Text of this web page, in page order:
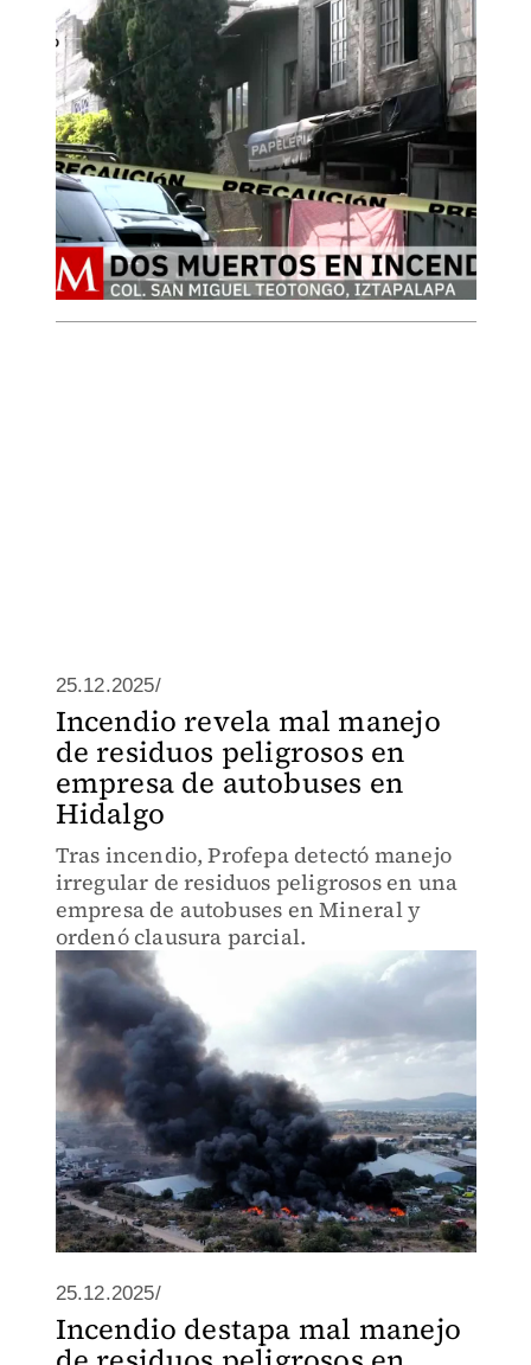
25.12.2025/
Incendio revela mal manejo
de residuos peligrosos en
empresa de autobuses en
Hidalgo
Tras incendio, Profepa detectó manejo
irregular de residuos peligrosos en una
empresa de autobuses en Mineral y
ordenó clausura parcial.
25.12.2025/
Incendio destapa mal manejo